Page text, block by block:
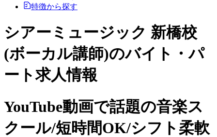
特徴から探す
シアーミュージック 新橋校
(ボーカル講師)のバイト・パ
ート求人情報
YouTube動画で話題の音楽ス
クール/短時間OK/シフト柔軟